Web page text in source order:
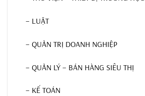
– LUẬT
– QUẢN TRỊ DOANH NGHIỆP
– QUẢN LÝ – BÁN HÀNG SIÊU THỊ
– KẾ TOÁN